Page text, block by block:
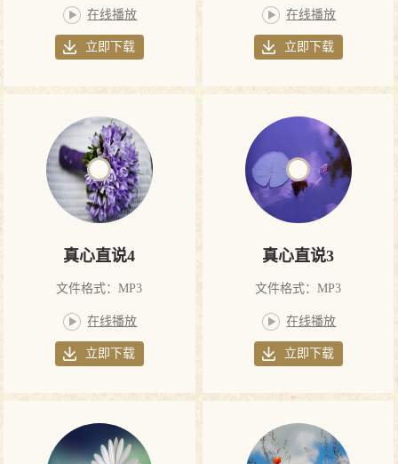
在线播放
立即下载
在线播放
立即下载
真心直说4
文件格式：MP3
在线播放
立即下载
真心直说3
文件格式：MP3
在线播放
立即下载